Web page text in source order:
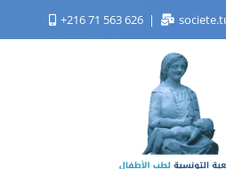
+216 71 563 626